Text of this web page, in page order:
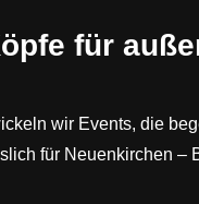
für
wir Events, die
für Neuenkirchen